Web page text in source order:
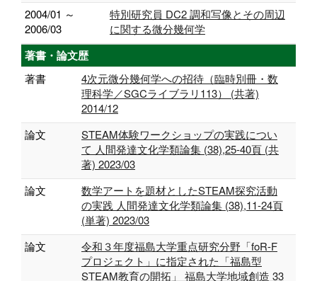
2004/01 ～
2006/03
特別研究員 DC2 調和写像とその周辺
に関する微分幾何学
著書・論文歴
著書
4次元微分幾何学への招待（臨時別冊・数
理科学／SGCライブラリ113） (共著)
2014/12
論文
STEAM体験ワークショップの実践につい
て 人間発達文化学類論集 (38),25-40頁 (共
著) 2023/03
論文
数学アートを題材としたSTEAM探究活動
の実践 人間発達文化学類論集 (38),11-24頁
(単著) 2023/03
論文
令和３年度福島大学重点研究分野「foR-F
プロジェクト」に指定された「福島型
STEAM教育の開拓」 福島大学地域創造 33